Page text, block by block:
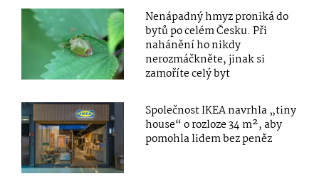
Nenápadný hmyz proniká do
bytů po celém Česku. Při
nahánění ho nikdy
nerozmáčkněte, jinak si
zamoříte celý byt
Společnost IKEA navrhla „tiny
house“ o rozloze 34 m², aby
pomohla lidem bez peněz